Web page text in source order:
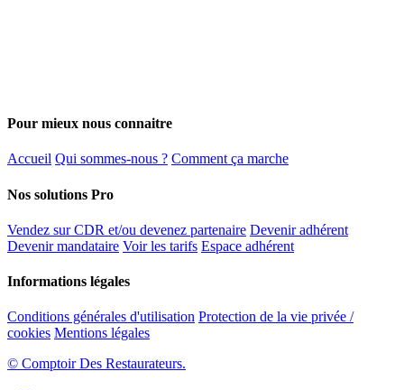
Pour mieux nous connaitre
Accueil Qui sommes-nous ? Comment ça marche
Nos solutions Pro
Vendez sur CDR et/ou devenez partenaire Devenir adhérent
Devenir mandataire Voir les tarifs Espace adhérent
Informations légales
Conditions générales d'utilisation Protection de la vie privée /
cookies Mentions légales
© Comptoir Des Restaurateurs.